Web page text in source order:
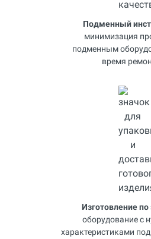
Подменный
минимизация
подменным
время
Изготовление по
оборудование с
характеристиками